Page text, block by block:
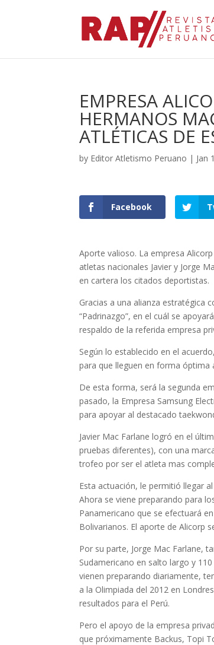
EMPRESA
HERMANOS
ATLÉTICAS DE
by Editor Atletismo Peruano | Jan
Facebook
Aporte valioso. La empresa
atletas nacionales Javier y Jorge
en cartera los citados deportistas.
Gracias a una alianza estratégica
“Padrinazgo”, en el cuál se
respaldo de la referida empresa
Según lo establecido en el
para que lleguen en forma óptima
De esta forma, será la segunda
pasado, la Empresa Samsung
para apoyar al destacado
Javier Mac Farlane logró en el
pruebas diferentes), con una
trofeo por ser el atleta mas
Esta actuación, le permitió llegar
Ahora se viene preparando para
Panamericano que se efectuará
Bolivarianos. El aporte de Alicorp
Por su parte, Jorge Mac Farlane,
Sudamericano en salto largo y
vienen preparando diariamente,
a la Olimpiada del 2012 en
resultados para el Perú.
Pero el apoyo de la empresa
que próximamente Backus, Topi